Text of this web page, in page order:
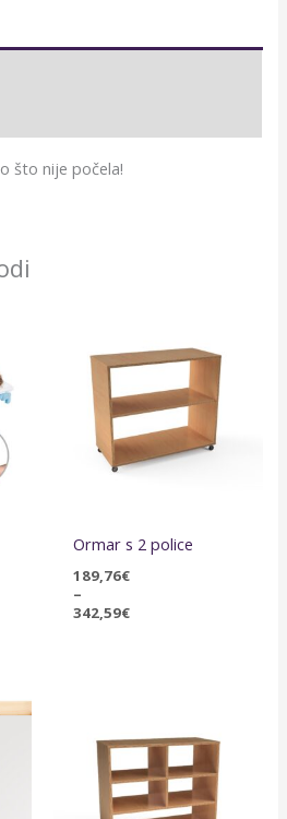
što nije počela!
Ormar s 2 police
189,76€
–
342,59€
od
189,76€
342,59€
202,10€
414,11€